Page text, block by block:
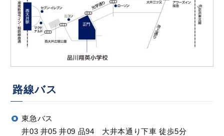
路線バス
東急バス
井03 井05 井09 品94 大井本通り下車 徒歩5分